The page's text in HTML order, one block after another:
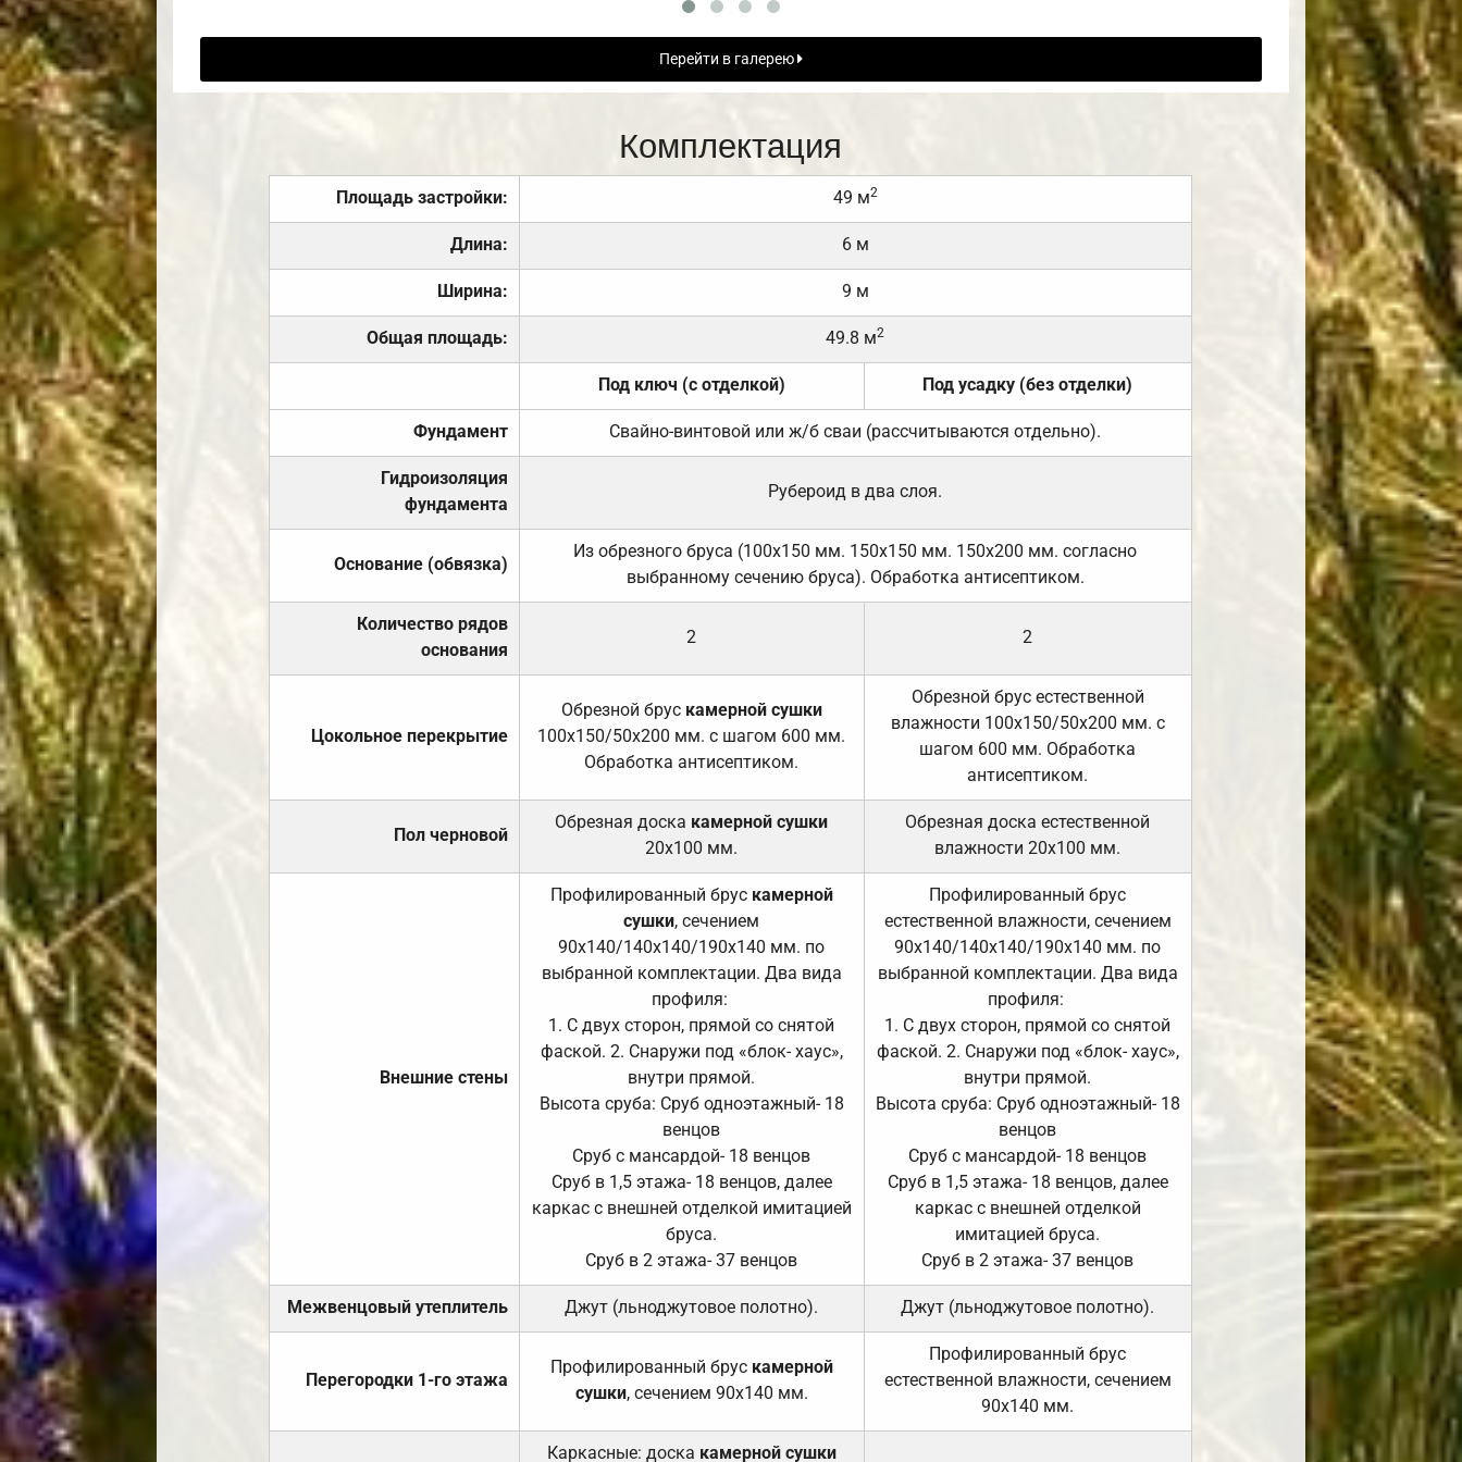
Перейти в галерею
Комплектация
Площадь застройки: 49 м2
Длина: 6 м
Ширина: 9 м
Общая площадь: 49.8 м2
Под ключ (с отделкой) Под усадку (без отделки)
Фундамент Свайно-винтовой или ж/б сваи (рассчитываются отдельно).
Гидроизоляция
фундамента
Рубероид в два слоя.
Основание (обвязка)
Из обрезного бруса (100х150 мм. 150х150 мм. 150х200 мм. согласно
выбранному сечению бруса). Обработка антисептиком.
Количество рядов
основания
2 2
Цокольное перекрытие
Обрезной брус камерной сушки
100х150/50х200 мм. с шагом 600 мм.
Обработка антисептиком.
Обрезной брус естественной
влажности 100х150/50х200 мм. с
шагом 600 мм. Обработка
антисептиком.
Пол черновой
Обрезная доска камерной сушки
20х100 мм.
Обрезная доска естественной
влажности 20х100 мм.
Внешние стены
Профилированный брус камерной
сушки, сечением
90х140/140х140/190х140 мм. по
выбранной комплектации. Два вида
профиля:
1. С двух сторон, прямой со снятой
фаской. 2. Снаружи под «блок- хаус»,
внутри прямой.
Высота сруба: Сруб одноэтажный- 18
венцов
Сруб с мансардой- 18 венцов
Сруб в 1,5 этажа- 18 венцов, далее
каркас с внешней отделкой имитацией
бруса.
Сруб в 2 этажа- 37 венцов
Профилированный брус
естественной влажности, сечением
90х140/140х140/190х140 мм. по
выбранной комплектации. Два вида
профиля:
1. С двух сторон, прямой со снятой
фаской. 2. Снаружи под «блок- хаус»,
внутри прямой.
Высота сруба: Сруб одноэтажный- 18
венцов
Сруб с мансардой- 18 венцов
Сруб в 1,5 этажа- 18 венцов, далее
каркас с внешней отделкой
имитацией бруса.
Сруб в 2 этажа- 37 венцов
Межвенцовый утеплитель Джут (льноджутовое полотно). Джут (льноджутовое полотно).
Перегородки 1-го этажа
Профилированный брус камерной
сушки, сечением 90х140 мм.
Профилированный брус
естественной влажности, сечением
90х140 мм.
Каркасные: доска камерной сушки